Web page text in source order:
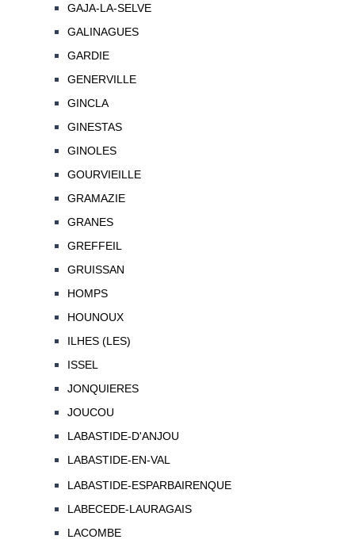
GAJA-LA-SELVE
GALINAGUES
GARDIE
GENERVILLE
GINCLA
GINESTAS
GINOLES
GOURVIEILLE
GRAMAZIE
GRANES
GREFFEIL
GRUISSAN
HOMPS
HOUNOUX
ILHES (LES)
ISSEL
JONQUIERES
JOUCOU
LABASTIDE-D'ANJOU
LABASTIDE-EN-VAL
LABASTIDE-ESPARBAIRENQUE
LABECEDE-LAURAGAIS
LACOMBE